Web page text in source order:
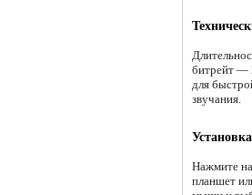
битрейт —
для
звучания.
Нажмите
планшет